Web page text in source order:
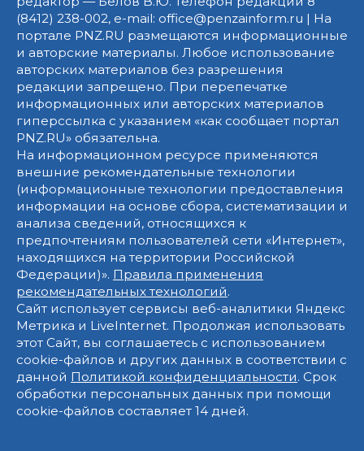
(8412) 238-002, e-mail: office@penzainform.ru | На
портале PNZ.RU размещаются информационные
и авторские материалы. Любое использование
авторских материалов без разрешения
редакции запрещено. При перепечатке
информационных или авторских материалов
гиперссылка с указанием «как сообщает портал
PNZ.RU» обязательна.
На информационном ресурсе применяются
внешние рекомендательные технологии
(информационные технологии предоставления
информации на основе сбора, систематизации и
анализа сведений, относящихся к
предпочтениям пользователей сети «Интернет»,
находящихся на территории Российской
Федерации)». Правила применения
рекомендательных технологий.
Сайт использует сервисы веб-аналитики Яндекс
Метрика и LiveInternet. Продолжая использовать
этот Сайт, вы соглашаетесь с использованием
cookie-файлов и других данных в соответствии с
данной Политикой конфиденциальности. Срок
обработки персональных данных при помощи
cookie-файлов составляет 14 дней.